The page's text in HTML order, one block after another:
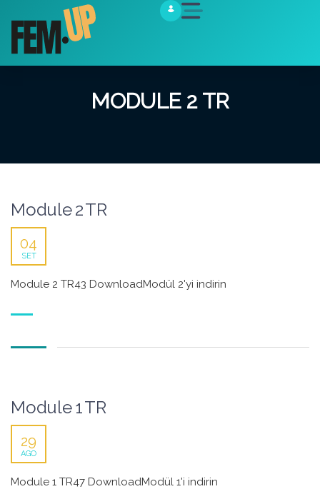
MODULE 2 TR
Module 2 TR
04
SET
Module 2 TR43 DownloadModül 2'yi indirin
Module 1 TR
29
AGO
Module 1 TR47 DownloadModül 1'i indirin